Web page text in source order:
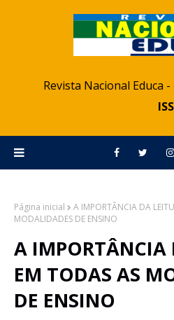
Revista Nacional Educa -
Página inicial
A IMPORTÂNCIA DA
MODALIDADES DE ENSINO
A IMPORTÂNCIA
EM TODAS AS
DE ENSINO